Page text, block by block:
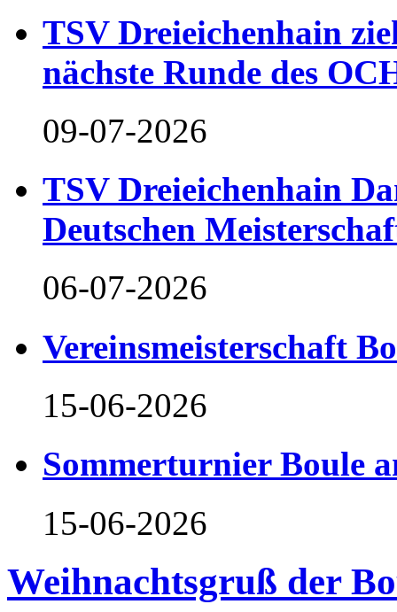
TSV Dreieichenhain
nächste Runde des
09-07-2026
TSV Dreieichenhain
Deutschen
06-07-2026
Vereinsmeisterschaft
15-06-2026
Sommerturnier Boule
15-06-2026
Weihnachtsgruß der